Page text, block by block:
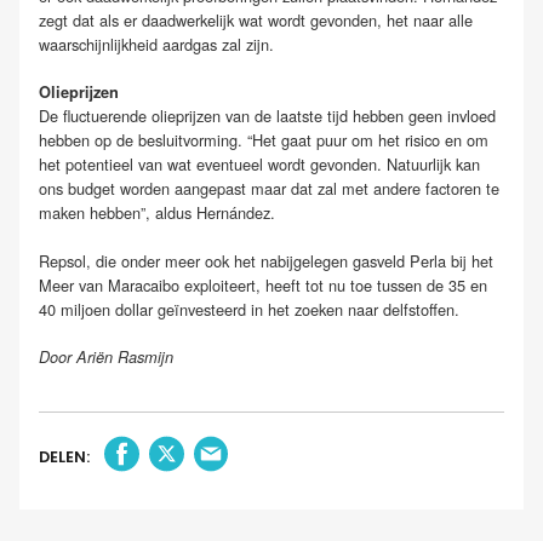
zegt dat als er daadwerkelijk wat wordt gevonden, het naar alle
waarschijnlijkheid aardgas zal zijn.
Olieprijzen
De fluctuerende olieprijzen van de laatste tijd hebben geen invloed
hebben op de besluitvorming. “Het gaat puur om het risico en om
het potentieel van wat eventueel wordt gevonden. Natuurlijk kan
ons budget worden aangepast maar dat zal met andere factoren te
maken hebben”, aldus Hernández.
Repsol, die onder meer ook het nabijgelegen gasveld Perla bij het
Meer van Maracaibo exploiteert, heeft tot nu toe tussen de 35 en
40 miljoen dollar geïnvesteerd in het zoeken naar delfstoffen.
Door Ariën Rasmijn
DELEN: